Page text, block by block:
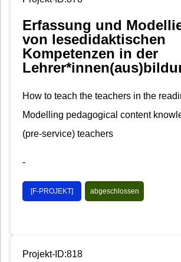
Erfassung und
von lesedidaktischen
Kompetenzen in der
How to teach the teachers in the
Modelling pedagogical content
(pre-service) teachers
-
[F-PROJEKT] abgeschlossen
Projekt-ID:818